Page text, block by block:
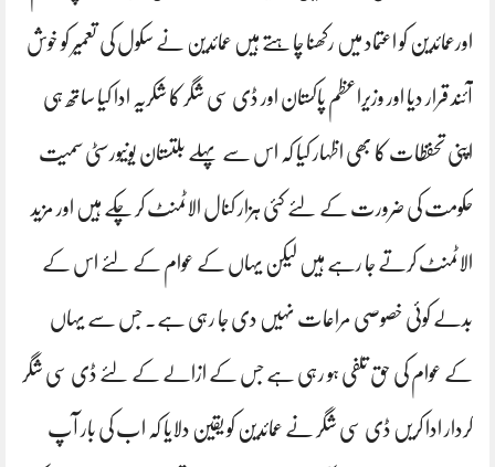
اورعمائدین کو اعتماد میں رکھنا چاہتے ہیں عمائدین نے سکول کی تعمیر کو خوش
آئند قرار دیا اور وزیراعظم پاکستان اور ڈی سی شگر کا شکریہ ادا کیا ساتھ ہی
اپنی تحفظات کا بھی اظہار کیا کہ اس سے پہلے بلتستان یونیورسٹی سمیت
حکومت کی ضرورت کے لئے کئی ہزار کنال الاٹمنٹ کر چکے ہیں اور مزید
الاٹمنٹ کرتے جا رہے ہیں لیکن یہاں کے عوام کے لئے اس کے
بدلے کوئی خصوصی مراعات نہیں دی جا رہی ہے۔ جس سے یہاں
کے عوام کی حق تلفی ہو رہی ہے جس کے ازالے کے لئے ڈی سی شگر
کردار ادا کریں ڈی سی شگر نے عمائدین کو یقین دلایا کہ اب کی بار آپ